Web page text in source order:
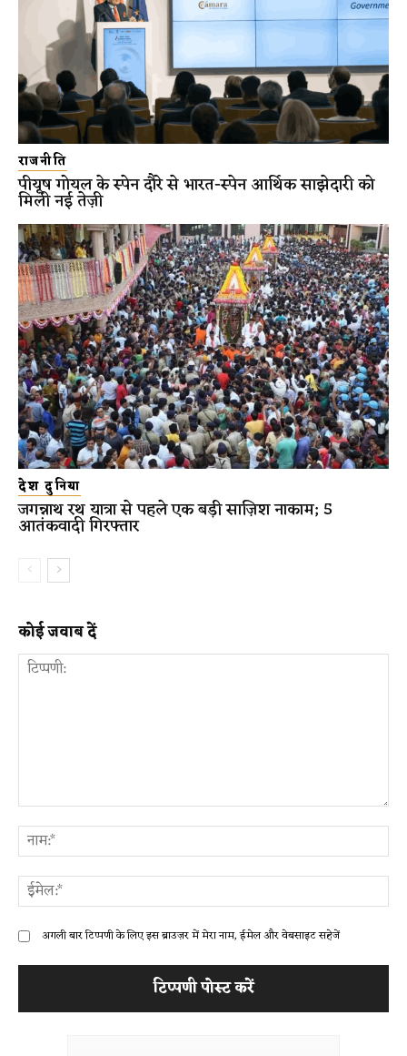
राजनीति
पीयूष गोयल के स्पेन दौरे से भारत-स्पेन आर्थिक साझेदारी को
मिली नई तेज़ी
देश दुनिया
जगन्नाथ रथ यात्रा से पहले एक बड़ी साज़िश नाकाम; 5
आतंकवादी गिरफ्तार
कोई जवाब दें
अगली बार टिप्पणी के लिए इस ब्राउज़र में मेरा नाम, ईमेल और वेबसाइट सहेजें